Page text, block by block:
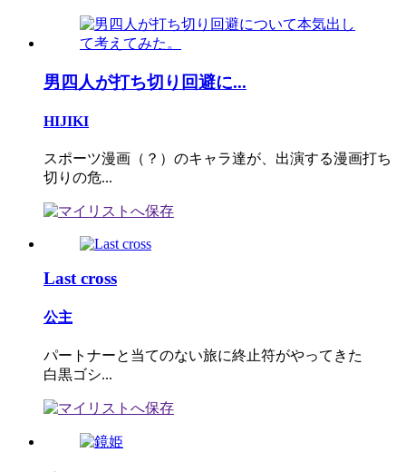
男四人が打ち切り回避に...
HIJIKI
スポーツ漫画（？）のキャラ達が、出演する漫画打ち
切りの危...
Last cross
公主
パートナーと当てのない旅に終止符がやってきた
白黒ゴシ...